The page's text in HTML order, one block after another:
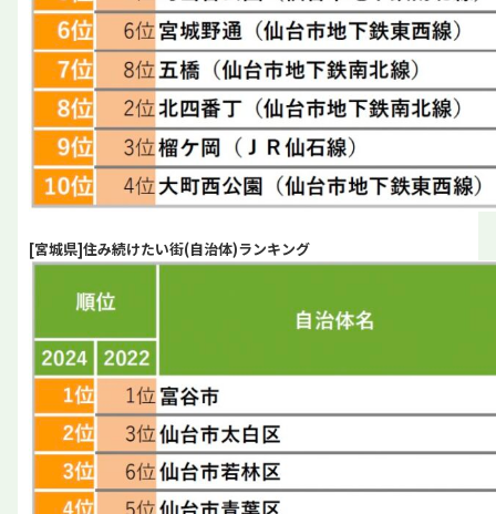
[宮城県]住み続けたい街(自治体)ランキング